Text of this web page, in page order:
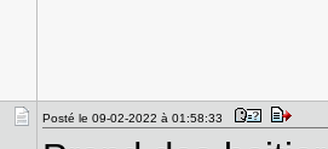
Posté le 09-02-2022 à 01:58:33